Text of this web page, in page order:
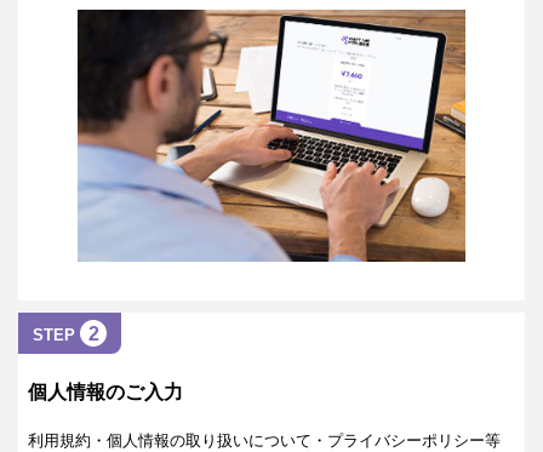
STEP 2
個人情報のご入力
利用規約・個人情報の取り扱いについて・プライバシーポリシー等